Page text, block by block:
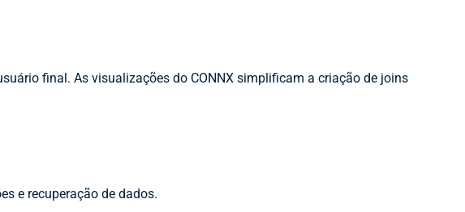
final. As visualizações do CONNX simplificam a criação de joins
e recuperação de dados.